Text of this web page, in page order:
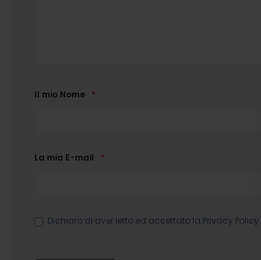
Il mio Nome
La mia E-mail
Dichiaro di aver letto ed accettato la Privacy Policy